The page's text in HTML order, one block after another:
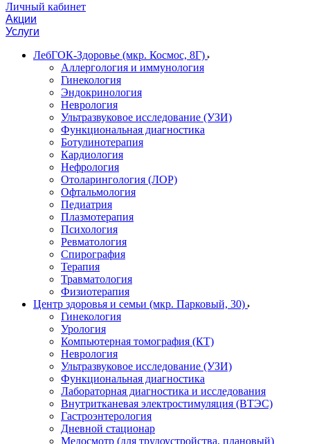
Личный кабинет
Акции
Услуги
ЛебГОК-Здоровье (мкр. Космос, 8Г)
Аллергология и иммунология
Гинекология
Эндокринология
Неврология
Ультразвуковое исследование (УЗИ)
Функциональная диагностика
Ботулинотерапия
Кардиология
Нефрология
Отоларингология (ЛОР)
Офтальмология
Педиатрия
Плазмотерапия
Психология
Ревматология
Спирография
Терапия
Травматология
Физиотерапия
Центр здоровья и семьи (мкр. Парковый, 30)
Гинекология
Урология
Компьютерная томография (КТ)
Неврология
Ультразвуковое исследование (УЗИ)
Функциональная диагностика
Лабораторная диагностика и исследования
Внутритканевая электростимуляция (ВТЭС)
Гастроэнтерология
Дневной стационар
Медосмотр (для трудоустройства, плановый)